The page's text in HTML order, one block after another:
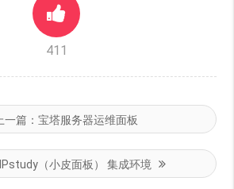
411
上一篇： 宝塔服务器运维面板
（小皮面板） 集成环境